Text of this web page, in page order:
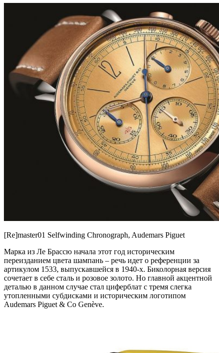
[Re]master01 Selfwinding Chronograph, Audemars Piguet
Марка из Ле Брассю начала этот год историческим
переизданием цвета шампань – речь идет о референции за
артикулом 1533, выпускавшейся в 1940-х. Биколорная версия
сочетает в себе сталь и розовое золото. Но главной акцентной
деталью в данном случае стал циферблат с тремя слегка
утопленными субдисками и историческим логотипом
Audemars Piguet & Co Genève.